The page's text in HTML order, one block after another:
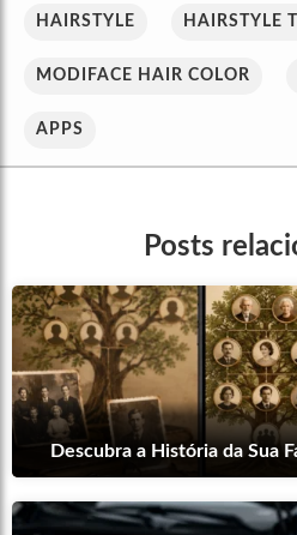
HAIRSTYLE HAIRSTYLE
MODIFACE HAIR COLOR
APPS
Posts
Descubra a História da Sua